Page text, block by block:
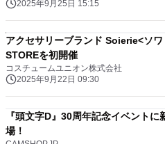
2025年9月25日 15:15
アクセサリーブランド Soierie<ソ
STOREを初開催
コスチュームユニオン株式会社
2025年9月22日 09:30
『頭文字D』30周年記念イベント
場！